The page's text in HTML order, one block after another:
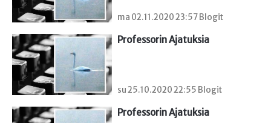
ma 02.11.2020 23:57 Blogit
Professorin Ajatuksia
su 25.10.2020 22:55 Blogit
Professorin Ajatuksia